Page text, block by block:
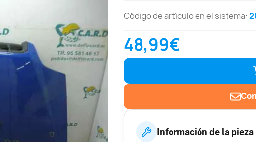
Código de artículo en el sistema:
48,99€
Información de la pieza